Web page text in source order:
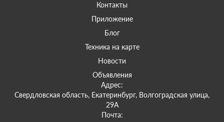
Контакты
Приложение
Блог
Техника на карте
Новости
Объявления
Адрес:
Свердловская область, Екатеринбург, Волгоградская улица,
29А
Почта: